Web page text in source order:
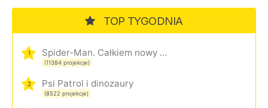
TOP TYGODNIA
1 Spider-Man. Całkiem nowy dzień
(11384 projekcje)
2 Psi Patrol i dinozaury
(8522 projekcje)